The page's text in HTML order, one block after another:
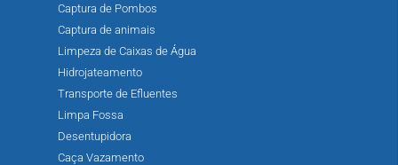
Captura de Pombos
Captura de animais
Limpeza de Caixas de Água
Hidrojateamento
Transporte de Efluentes
Limpa Fossa
Desentupidora
Caça Vazamento